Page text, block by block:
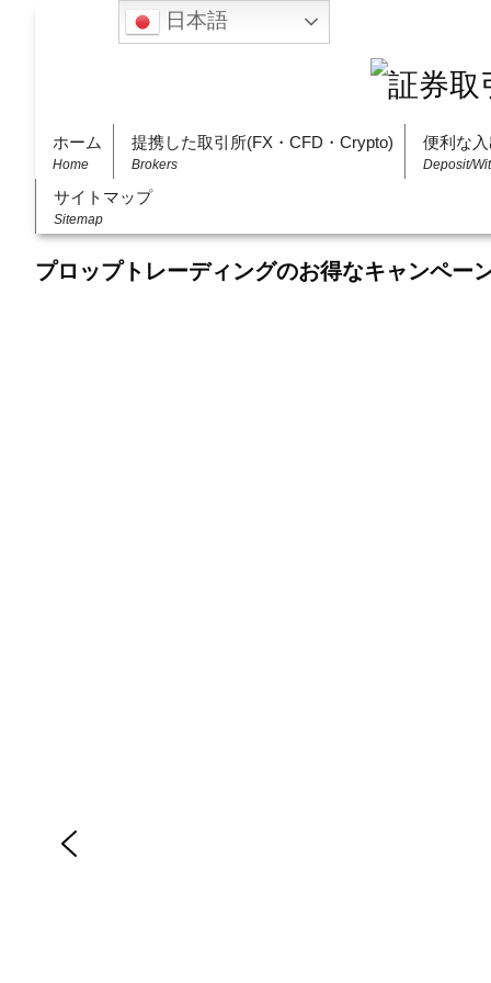
ホーム
Home
提携した取引所(FX・CFD・Crypto)
Brokers
便利な
Deposit/
サイトマップ
Sitemap
プロップトレーディングのお得なキャンペー
日本語